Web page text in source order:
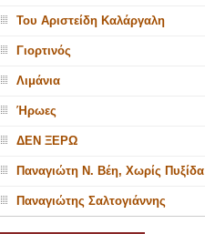
Του Αριστείδη Καλάργαλη
Γιορτινός
Λιμάνια
Ήρωες
ΔΕΝ ΞΕΡΩ
Παναγιώτη Ν. Βέη, Χωρίς Πυξίδα
Παναγιώτης Σαλτογιάννης